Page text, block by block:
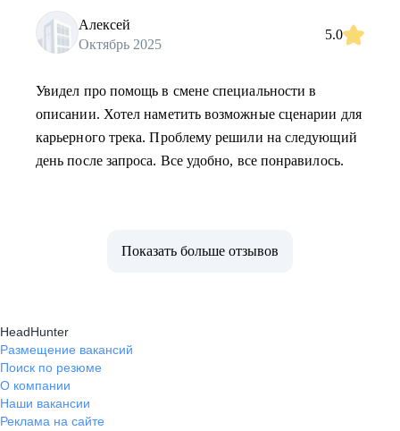
Алексей
Октябрь 2025
5.0
Увидел про помощь в смене специальности в
описании. Хотел наметить возможные сценарии для
карьерного трека. Проблему решили на следующий
день после запроса. Все удобно, все понравилось.
Показать больше отзывов
HeadHunter
Размещение вакансий
Поиск по резюме
О компании
Наши вакансии
Реклама на сайте